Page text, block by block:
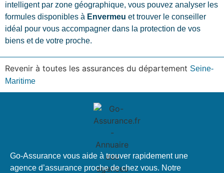
intelligent par zone géographique, vous pouvez analyser les
formules disponibles à Envermeu et trouver le conseiller
idéal pour vous accompagner dans la protection de vos
biens et de votre proche.
Revenir à toutes les assurances du département Seine-
Maritime
Go-Assurance vous aide à trouver rapidement une
agence d’assurance proche de chez vous. Notre